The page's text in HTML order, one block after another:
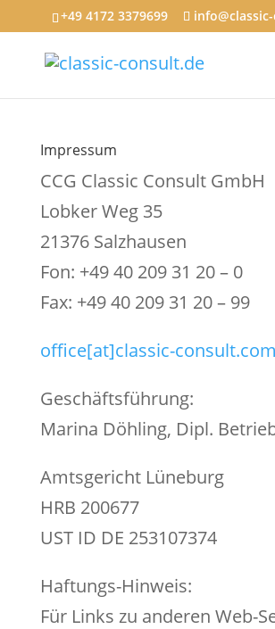
+49 4172 3379699‬
Impressum
CCG Classic Consult GmbH
Lobker Weg 35
21376 Salzhausen
Fon: +49 40 209 31 20 – 0
Fax: +49 40 209 31 20 – 99
office[at]classic-consult.com
Geschäftsführung:
Marina Döhling, Dipl.
Amtsgericht Lüneburg
HRB 200677
UST ID DE 253107374
Haftungs-Hinweis:
Für Links zu anderen Web-